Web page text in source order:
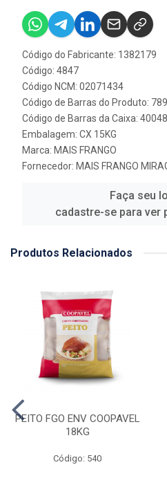
Código do Fabricante: 1382179
Código: 4847
Código NCM: 02071434
Código de Barras do Produto:
Código de Barras da Caixa:
Embalagem: CX 15KG
Marca: MAIS FRANGO
Fornecedor: MAIS FRANGO
Faça seu
cadastre-se para ver
Produtos Relacionados
PEITO FGO ENV COOPAVEL
18KG
Código: 540